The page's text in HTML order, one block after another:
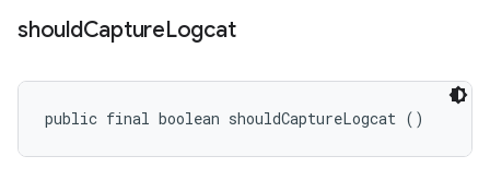
shouldCaptureLogcat
public final boolean shouldCaptureLogcat ()